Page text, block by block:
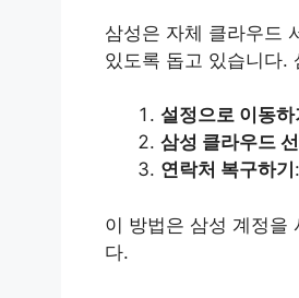
삼성은 자체 클라우드
있도록 돕고 있습니다.
설정으로 이동하
삼성 클라우드 선
연락처 복구하기
이 방법은 삼성 계정을
다.